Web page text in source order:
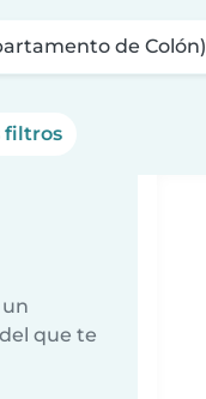
de Colón)
filtros
que te